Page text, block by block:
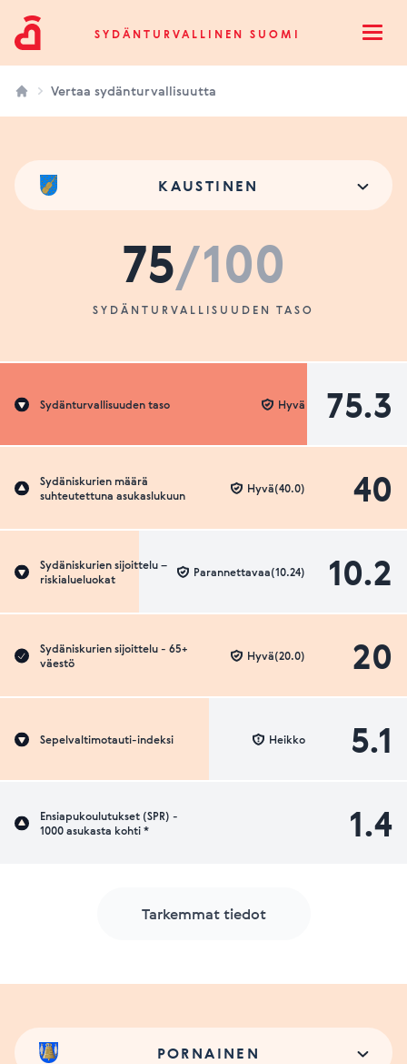
Sydänturvallinen SuomiSYDÄNTURVALLINEN SUOMI
Vertaa sydänturvallisuutta
KAUSTINEN
75/100
SYDÄNTURVALLISUUDEN TASO
Sydänturvallisuuden taso 75.3
Hyvä
Sydäniskurien määrä
suhteutettuna asukaslukuun
40
Hyvä(40.0)
Sydäniskurien sijoittelu –
riskialueluokat
10.2
Parannettavaa(10.24)
Sydäniskurien sijoittelu - 65+
väestö
20
Hyvä(20.0)
Sepelvaltimotauti-indeksi 5.1
Heikko
Ensiapukoulutukset (SPR) -
1000 asukasta kohti *
1.4
Tarkemmat tiedot
PORNAINEN